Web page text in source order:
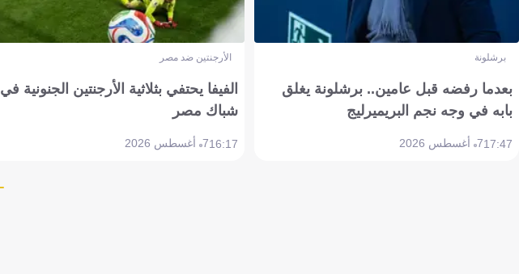
برشلونة
بعدما رفضه قبل عامين.. برشلونة يغلق
بابه في وجه نجم البريميرليج
17:477 أغسطس 2026
الأرجنتين ضد مصر
الفيفا يحتفي بثلاثية الأرجنتين الجنونية في
شباك مصر
16:177 أغسطس 2026